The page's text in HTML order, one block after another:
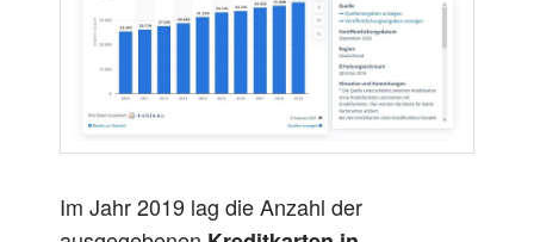
Im Jahr 2019 lag die Anzahl der